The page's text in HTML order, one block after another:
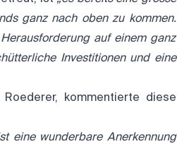
ganz nach oben zu kommen.
auf einem ganz
Investitionen und eine
kommentierte diese
eine wunderbare Anerkennung